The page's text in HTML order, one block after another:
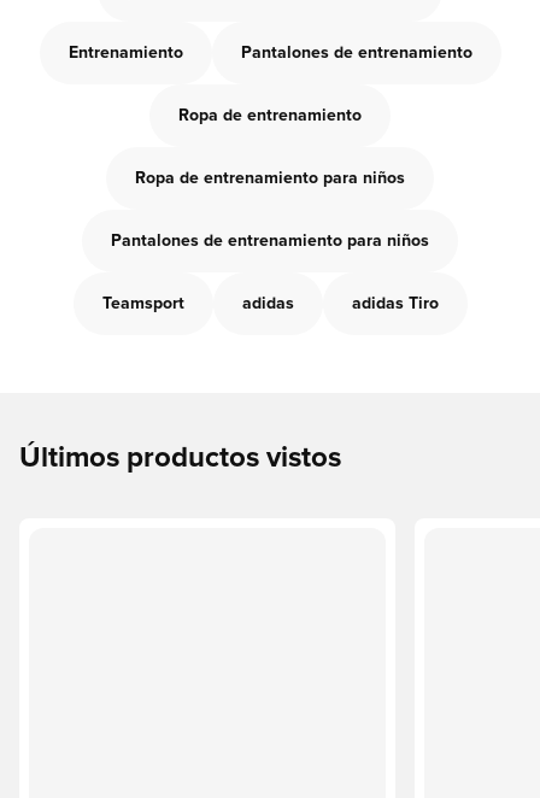
Entrenamiento Pantalones de entrenamiento
Ropa de entrenamiento
Ropa de entrenamiento para niños
Pantalones de entrenamiento para niños
Teamsport adidas adidas Tiro
Últimos productos vistos